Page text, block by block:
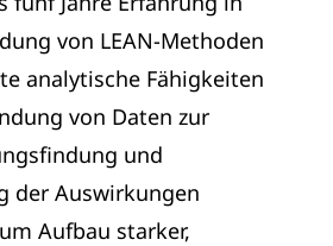
von LEAN-Methoden
analytische Fähigkeiten
von Daten zur
und
der Auswirkungen
Aufbau starker,